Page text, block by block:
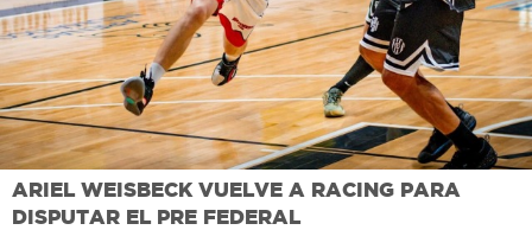
ARIEL WEISBECK VUELVE A RACING PARA
DISPUTAR EL PRE FEDERAL